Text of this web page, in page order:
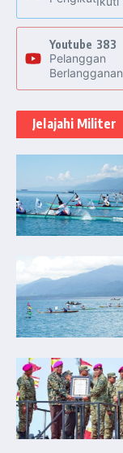
Youtube 383
Pelanggan
Berlangganan
Jelajahi Militer